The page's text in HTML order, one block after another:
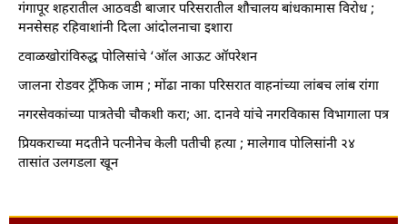
गंगापूर शहरातील आठवडी बाजार परिसरातील शौचालय बांधकामास विरोध ;
मनसेसह रहिवाशांनी दिला आंदोलनाचा इशारा
टवाळखोरांविरुद्ध पोलिसांचे ‘ऑल आऊट ऑपरेशन
जालना रोडवर ट्रॅफिक जाम ; मोंढा नाका परिसरात वाहनांच्या लांबच लांब रांगा
नगरसेवकांच्या पात्रतेची चौकशी करा; आ. दानवे यांचे नगरविकास विभागाला पत्र
प्रियकराच्या मदतीने पत्नीनेच केली पतीची हत्या ; मालेगाव पोलिसांनी २४
तासांत उलगडला खून